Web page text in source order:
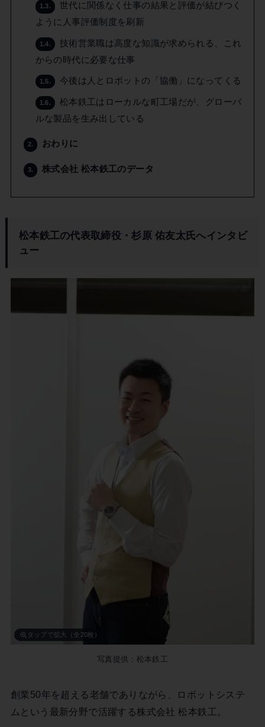
1.3.
世代に関係なく仕事の結果と評価が結びつく
ように人事評価制度を刷新
1.4.
技術営業職は高度な知識が求められる、これ
からの時代に必要な仕事
1.5. 今後は人とロボットの「協働」になってくる
1.6.
松本鉄工はローカルな町工場だが、グローバ
ルな製品を生み出している
2. おわりに
3. 株式会社 松本鉄工のデータ
松本鉄工の代表取締役・杉原 佑友太氏へインタビ
ュー
タップで拡大（全20枚）
写真提供：松本鉄工
創業50年を超える老舗でありながら、ロボットシステ
ムという最新分野で活躍する株式会社 松本鉄工。